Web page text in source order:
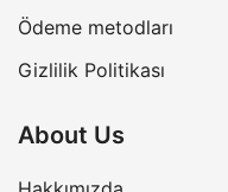
Ödeme metodları
Gizlilik Politikası
About Us